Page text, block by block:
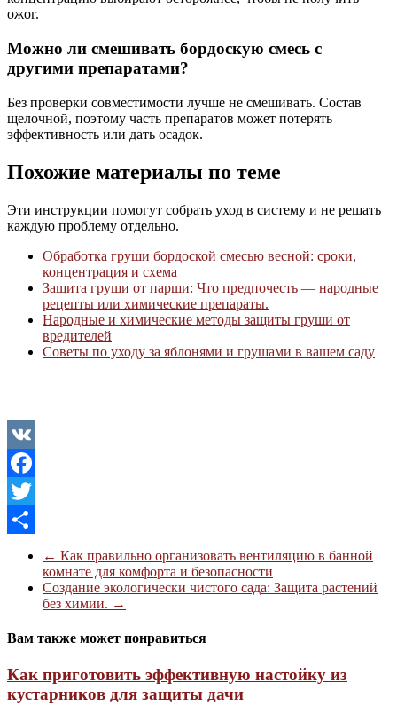
ожог.
Можно ли смешивать бордоскую смесь с
другими препаратами?
Без проверки совместимости лучше не смешивать. Состав
щелочной, поэтому часть препаратов может потерять
эффективность или дать осадок.
Похожие материалы по теме
Эти инструкции помогут собрать уход в систему и не решать
каждую проблему отдельно.
Обработка груши бордоской смесью весной: сроки,
концентрация и схема
Защита груши от парши: Что предпочесть — народные
рецепты или химические препараты.
Народные и химические методы защиты груши от
вредителей
Советы по уходу за яблонями и грушами в вашем саду
VK
Facebook
Twitter
Отправить
← Как правильно организовать вентиляцию в банной
комнате для комфорта и безопасности
Создание экологически чистого сада: Защита растений
без химии. →
Вам также может понравиться
Как приготовить эффективную настойку из
кустарников для защиты дачи